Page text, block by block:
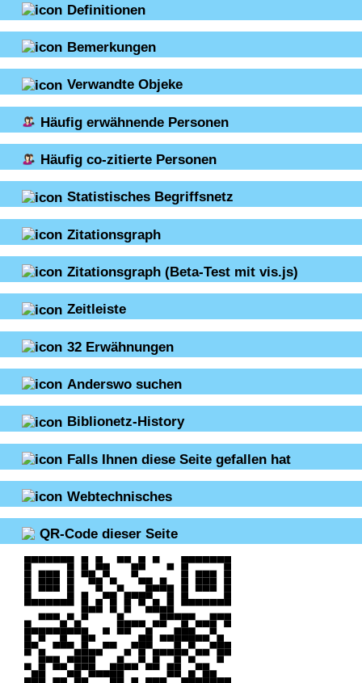
Definitionen
Bemerkungen
Verwandte Objeke
Häufig erwähnende Personen
Häufig co-zitierte Personen
Statistisches Begriffsnetz
Zitationsgraph
Zitationsgraph (Beta-Test mit vis.js)
Zeitleiste
32 Erwähnungen
Anderswo suchen
Biblionetz-History
Falls Ihnen diese Seite gefallen hat
Webtechnisches
QR-Code dieser Seite